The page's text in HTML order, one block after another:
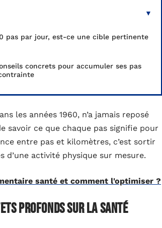
pas par jour, est-ce une cible pertinente
concrets pour accumuler ses pas
les années 1960, n’a jamais reposé
savoir ce que chaque pas signifie pour
entre pas et kilomètres, c’est sortir
activité physique sur mesure.
santé et comment l'optimiser ?
profonds sur la santé